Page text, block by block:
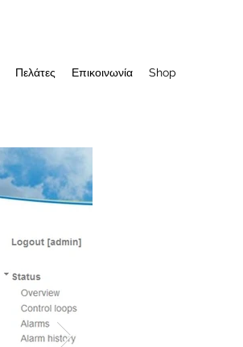
Πελάτες Επικοινωνία Shop